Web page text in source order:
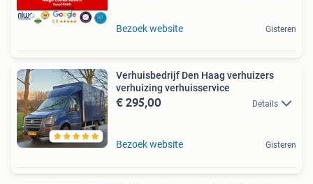
Bezoek website Gisteren
Verhuisbedrijf Den Haag verhuizers
verhuizing verhuisservice
€ 295,00 Details
Bezoek website Gisteren